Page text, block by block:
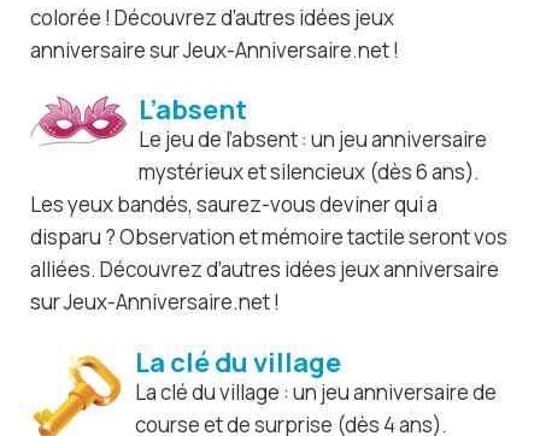
colorée ! Découvrez d’autres idées jeux
anniversaire sur Jeux-Anniversaire.net !
L’absent
Le jeu de l’absent : un jeu anniversaire
mystérieux et silencieux (dès 6 ans).
Les yeux bandés, saurez-vous deviner qui a
disparu ? Observation et mémoire tactile seront vos
alliées. Découvrez d’autres idées jeux anniversaire
sur Jeux-Anniversaire.net !
La clé du village
La clé du village : un jeu anniversaire de
course et de surprise (dès 4 ans).